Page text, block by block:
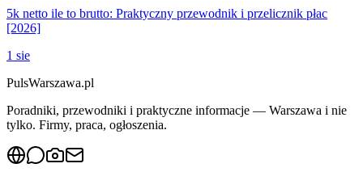
5k netto ile to brutto: Praktyczny przewodnik i przelicznik płac
[2026]
1 sie
PulsWarszawa.pl
Poradniki, przewodniki i praktyczne informacje — Warszawa i nie
tylko. Firmy, praca, ogłoszenia.